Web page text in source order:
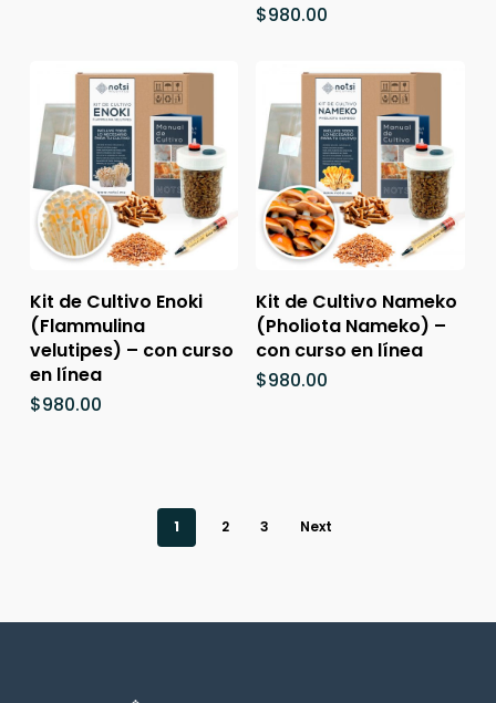
$980.00
Añadir Al Carrito
Kit de Cultivo Enoki
(Flammulina
velutipes) – con curso
en línea
$980.00
Añadir Al Carrito
Kit de Cultivo Nameko
(Pholiota Nameko) –
con curso en línea
$980.00
1 2 3 Next